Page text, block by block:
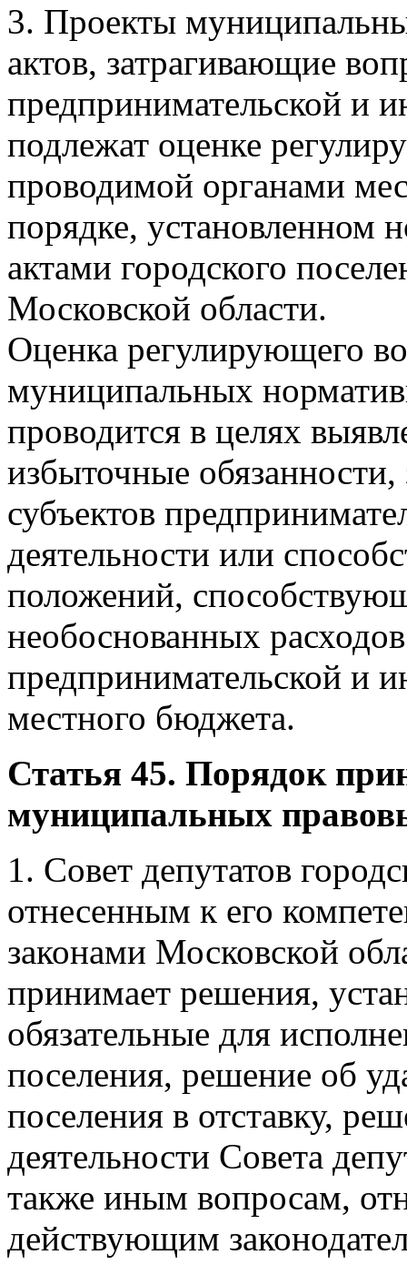
3. Проекты
актов, затрагивающие
предпринимательской и
подлежат оценке
проводимой органами
порядке, установленном
актами городского
Московской области.
Оценка регулирующего
муниципальных
проводится в целях
избыточные
субъектов
деятельности или
положений,
необоснованных
предпринимательской и
местного бюджета.
Статья 45. Порядок
муниципальных
1. Совет депутатов
отнесенным к его
законами Московской
принимает решения,
обязательные для
поселения, решение об
поселения в отставку,
деятельности Совета
также иным вопросам,
действующим